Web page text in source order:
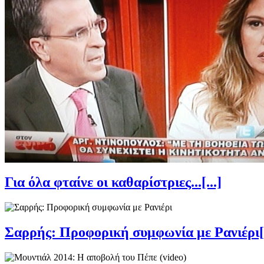
Για όλα φταίνε οι καθαρίστριες...[...]
Σαρρής: Προφορική συμφωνία με